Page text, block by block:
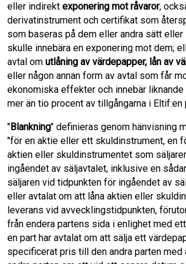
eller indirekt exponering mot råvaror,
derivatinstrument och certifikat som
som baseras på dem eller andra sätt
skulle innebära en exponering mot dem;
avtal om utlåning av värdepapper, lån av
eller någon annan form av avtal som får
ekonomiska effekter och innebär
mer än tio procent av tillgångarna i Eltif:en
"Blankning" definieras genom hänvisning
"för en aktie eller ett skuldinstrument, en
aktien eller skuldinstrumentet som
ingåendet av säljavtalet, inklusive en
säljaren vid tidpunkten för ingåendet av
eller avtalat om att låna aktien eller
leverans vid avvecklingstidpunkten,
från endera partens sida i enlighet med
en part har avtalat om att sälja ett
specificerat pris till den andra parten med